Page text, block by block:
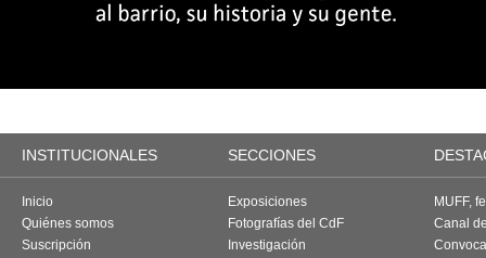
INSTITUCIONALES SECCIONES
Inicio
Quiénes somos
Suscripción
Exposiciones
Fotografías del CdF
Investigación
MUFF,
Canal